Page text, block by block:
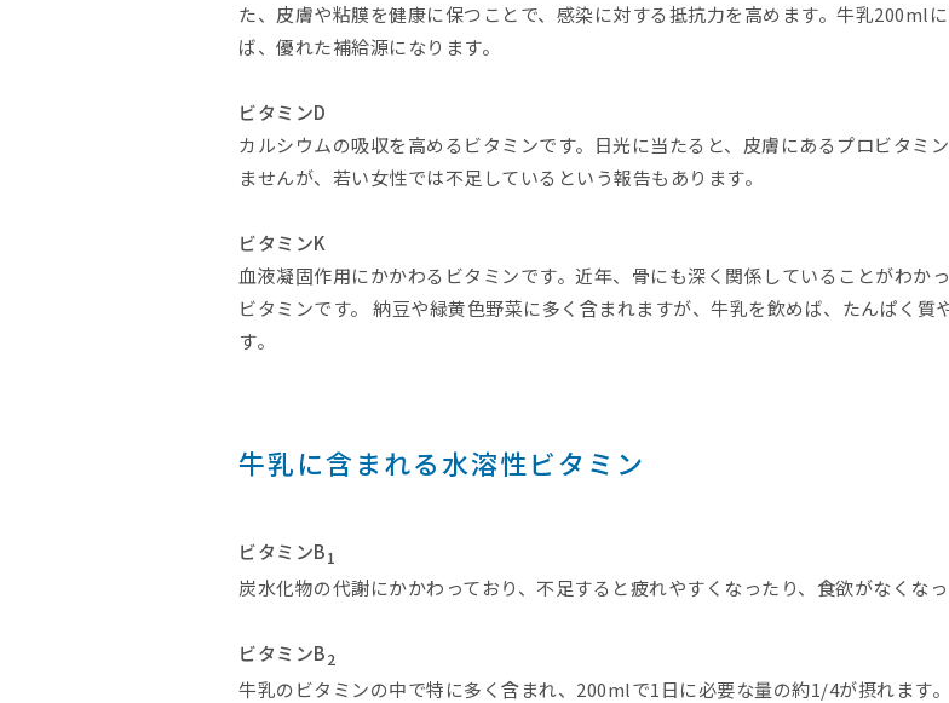
た、皮膚や粘膜を健康に保つことで、感染に対する抵抗力を高めます。牛乳200ml
ば、優れた補給源になります。
ビタミンD
カルシウムの吸収を高めるビタミンです。日光に当たると、皮膚にあるプロビタミ
ませんが、若い女性では不足しているという報告もあります。
ビタミンK
血液凝固作用にかかわるビタミンです。近年、骨にも深く関係していることがわか
ビタミンです。 納豆や緑黄色野菜に多く含まれますが、牛乳を飲めば、たんぱく
す。
牛乳に含まれる水溶性ビタミン
ビタミンB1
炭水化物の代謝にかかわっており、不足すると疲れやすくなったり、食欲がなくなっ
ビタミンB2
牛乳のビタミンの中で特に多く含まれ、200mlで1日に必要な量の約1/4が摂れます